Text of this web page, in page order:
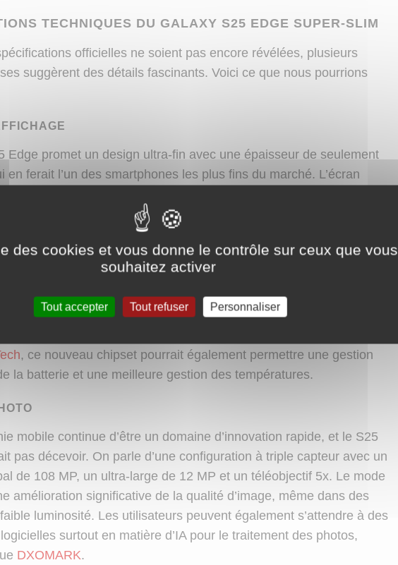
TECHNIQUES DU GALAXY S25 EDGE SUPER-SLIM
officielles ne soient pas encore révélées, plusieurs
suggèrent des détails fascinants. Voici ce que nous pourrions
Edge promet un design ultra-fin avec une épaisseur de seulement
en ferait l’un des smartphones les plus fins du marché. L’écran
de 120 Hz pour une fluidité exceptionnelle. Pour le découvrir
, qui se penche sur les tendances de design
pourrait intégrer le dernier processeur Exynos 9900, offrant une
, ce nouveau chipset pourrait également permettre une gestion
la batterie et une meilleure gestion des températures.
mobile continue d’être un domaine d’innovation rapide, et le S25
pas décevoir. On parle d’une configuration à triple capteur avec un
de 108 MP, un ultra-large de 12 MP et un téléobjectif 5x. Le mode
amélioration significative de la qualité d’image, même dans des
luminosité. Les utilisateurs peuvent également s’attendre à des
surtout en matière d’IA pour le traitement des photos,
DXOMARK.
des cookies et vous donne le contrôle sur ceux que vous
souhaitez activer
Tout accepter Tout refuser Personnaliser